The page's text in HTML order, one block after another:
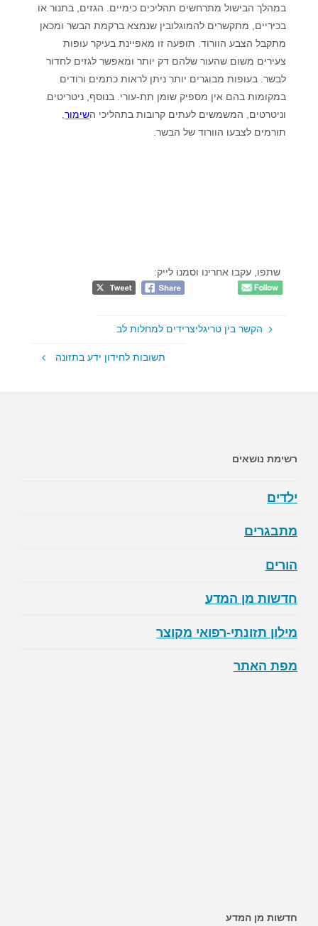
במהלך הבישול מתרחשים תהליכים כימיים. הגזים, בתנור או
בכיריים, מתקשרים להמוגלובין שנמצא ברקמת הבשר ומכאן
מתקבל הצבע הוורוד. תופעה זו מאפיינת בעיקר עופות
צעירים משום שהעור שלהם דק יותר ומאפשר לגזים לחדור
לבשר. בעופות מבוגרים יותר ניתן לראות כתמים ורודים
במקומות בהם אין מספיק שומן תת-עורי. בנוסף, ניטריטים
וניטרטים, המשמשים לעתים קרובות בתהליכי השימור,
תורמים לצבעו הוורוד של הבשר.
שתפו, עקבו אחרינו וסמנו לייק:
הקשר בין טריגליצרידים למחלות לב
תשובות לחידון ידע בתזונה
רשימת נושאים
ילדים
מתבגרים
הורים
חדשות מן המדע
מילון תזונתי-רפואי מקוצר
מפת האתר
חדשות מן המדע